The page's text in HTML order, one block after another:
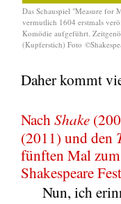
Das Schauspiel "Measure for
vermutlich 1604 erstmals
Komödie aufgeführt.
(Kupferstich) Foto
Daher kommt
Nach Shake
(2011) und den
fünften Mal zum
Shakespeare
Nun, ich